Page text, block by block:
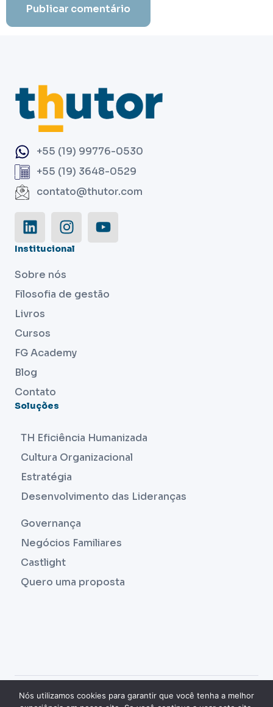
+55 (19) 99776-0530
+55 (19) 3648-0529
contato@thutor.com
Institucional
Sobre nós
Filosofia de gestão
Livros
Cursos
FG Academy
Blog
Contato
Soluções
TH Eficiência Humanizada
Cultura Organizacional
Estratégia
Desenvolvimento das Lideranças
Governança
Negócios Familiares
Castlight
Quero uma proposta
COPYRIGHT © 2023 |THUTOR- CULTURA E
Nós utilizamos cookies para garantir que você tenha a melhor